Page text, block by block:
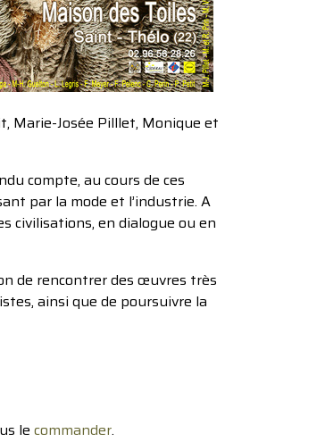
Marie-Josée Pilllet, Monique et
compte, au cours de ces
par la mode et l’industrie. A
civilisations, en dialogue ou en
de rencontrer des œuvres très
ainsi que de poursuivre la
le commander.